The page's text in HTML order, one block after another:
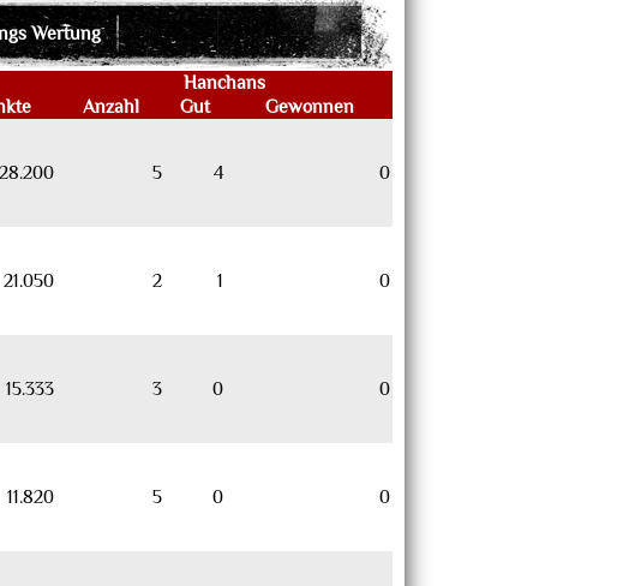
Wertung
Hanchans
Anzahl Gut Gewonnen
28.200 5 4 0
21.050 2 1 0
15.333 3 0 0
11.820 5 0 0